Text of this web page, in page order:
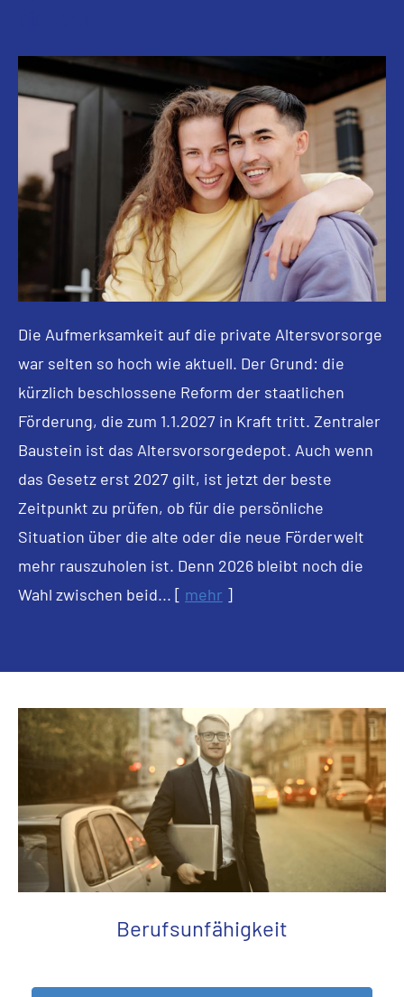
Die Aufmerksamkeit auf die private Alters­vorsorge
war selten so hoch wie aktuell. Der Grund: die
kürzlich beschlossene Reform der staatlichen
Förderung, die zum 1.1.2027 in Kraft tritt. Zentraler
Baustein ist das Alters­vorsorgedepot. Auch wenn
das Gesetz erst 2027 gilt, ist jetzt der beste
Zeitpunkt zu prüfen, ob für die persönliche
Situation über die alte oder die neue Förderwelt
mehr rauszuholen ist. Denn 2026 bleibt noch die
Wahl zwischen beid... [ mehr ]
Berufs­unfähig­keit